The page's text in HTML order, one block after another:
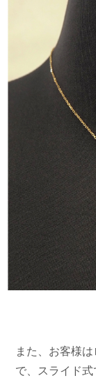
また、お客様
で、スライド